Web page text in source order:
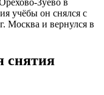
учёбы он снялся с
Москва и вернулся в
снятия